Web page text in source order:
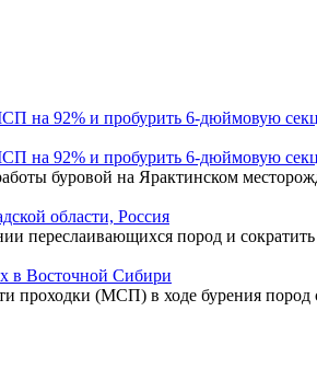
на 92% и пробурить 6-дюймовую
на 92% и пробурить 6-дюймовую
буровой на Ярактинском
области, Россия
переслаивающихся пород и
в Восточной Сибири
проходки (МСП) в ходе бурения